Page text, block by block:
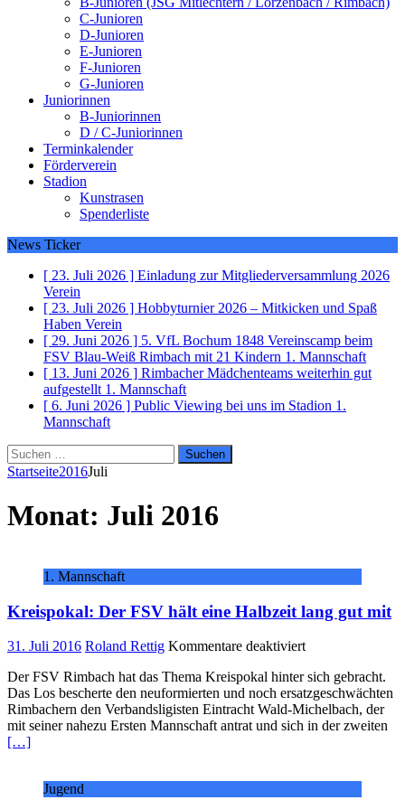
C-Junioren
D-Junioren
E-Junioren
F-Junioren
G-Junioren
Juniorinnen
B-Juniorinnen
D / C-Juniorinnen
Terminkalender
Förderverein
Stadion
Kunstrasen
Spenderliste
News Ticker
[ 23. Juli 2026 ] Einladung zur Mitgliederversammlung 2026
Verein
[ 23. Juli 2026 ] Hobbyturnier 2026 – Mitkicken und Spaß
Haben Verein
[ 29. Juni 2026 ] 5. VfL Bochum 1848 Vereinscamp beim
FSV Blau-Weiß Rimbach mit 21 Kindern 1. Mannschaft
[ 13. Juni 2026 ] Rimbacher Mädchenteams weiterhin gut
aufgestellt 1. Mannschaft
[ 6. Juni 2026 ] Public Viewing bei uns im Stadion 1.
Mannschaft
Suchen
nach:
Startseite2016Juli
Monat: Juli 2016
1. Mannschaft
Kreispokal: Der FSV hält eine Halbzeit lang gut mit
31. Juli 2016 Roland Rettig Kommentare deaktiviertfür
Der
FSV
hält
eine
Der FSV Rimbach hat das Thema Kreispokal hinter sich gebracht.
Das Los bescherte den neuformierten und noch ersatzgeschwächten
Rimbachern den Verbandsligisten Eintracht Wald-Michelbach, der
mit seiner nahezu Ersten Mannschaft antrat und sich in der zweiten
[…]
Jugend